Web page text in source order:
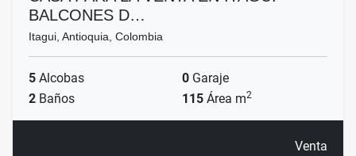
BALCONES D…
Itagui, Antioquia, Colombia
5 Alcobas 0 Garaje
2 Baños 115 Área m2
Venta